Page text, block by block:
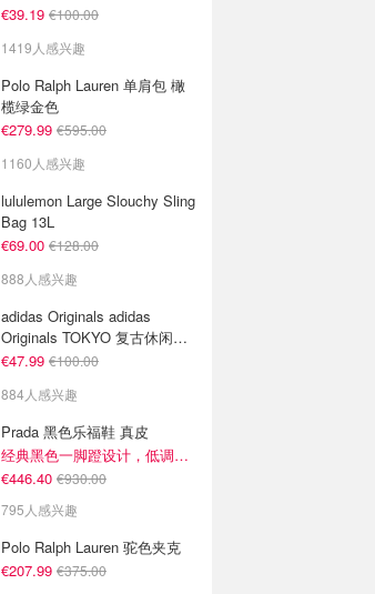
€39.19 €100.00
1419人感兴趣
Polo Ralph Lauren 单肩包 橄
榄绿金色
€279.99 €595.00
1160人感兴趣
lululemon Large Slouchy Sling
Bag 13L
€69.00 €128.00
888人感兴趣
adidas Originals adidas
Originals TOKYO 复古休闲鞋
深棕色
€47.99 €100.00
884人感兴趣
Prada 黑色乐福鞋 真皮
经典黑色一脚蹬设计，低调百搭又高级
€446.40 €930.00
795人感兴趣
Polo Ralph Lauren 驼色夹克
€207.99 €375.00